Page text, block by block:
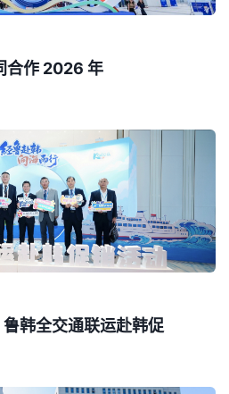
合作 2026 年
韩全交通联运赴韩促